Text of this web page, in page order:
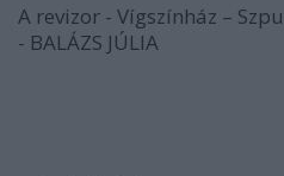
A revizor - Vígszínház –
- BALÁZS JÚLIA